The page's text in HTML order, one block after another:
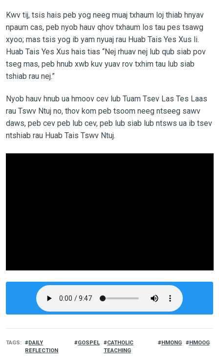
Kwv tij, tsis hais peb yog neeg muaj txhaum loj thiab hnyav
npaum cas, peb nyob hauv qhov txhaum los tau pes tsawg
xyoo; mas tsis yog ib yam nyuaj rau Huab Tais Yes Xus li.
Huab Tais Yes Xus hais tias “Nej rhuav nej lub qub siab pov
tseg mas, peb hnub xwb kuv yuav rov txhim tau lub siab
tshiab rau nej.”
Nyob hauv hnub ua hmoov cev lub Tuam Tsev Las Tes Laas
rau Tswv Ntuj no, thov kom peb tsoom neeg ntseeg sawv
daws, peb cev peb lub cev, peb lub siab lub ntsws ua ib tsev
ntshiab rau Huab Tais Tswv Ntuj.
TAGS
DAILY
REFLECTION
GOSPEL
CATHOLIC
TEACHING
HMONG HMOOG